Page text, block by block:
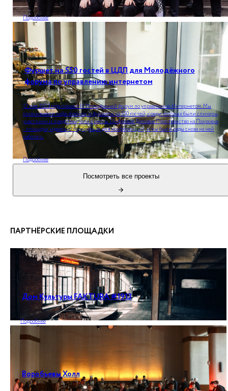
Подробнее
Фуршет на 550 гостей в ЦДП для Молодёжного
форума по управлению интернетом
12 мая 2023 года прошел III Молодёжный форум по управлению Интернетом. Мы
организовали кофе-брейки и фуршеты на 550 гостей, среди которых были спикеры,
участники и представители прессы. Цифровое Деловое Пространство на Покровке
- площадка, идеально подходящая для конференций, и мы были рады снова на ней
работать.
Подробнее
Посмотреть все проекты
ПАРТНЁРСКИЕ ПЛОЩАДКИ
Дом Культуры FAKTURA #1913
Подробнее
Воробьевы Холл